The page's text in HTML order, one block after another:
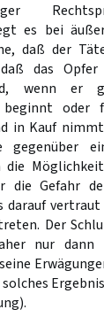
es bei
daß der
das
wenn er
beginnt oder
in Kauf
gegenüber
die
die Gefahr
darauf
Der
nur dann